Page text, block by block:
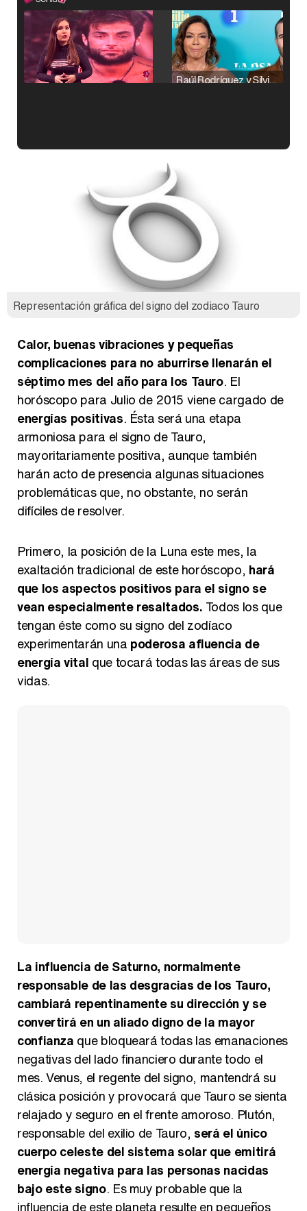
Raúl Rodríguez y Silvia Taulés nos cuentan su papel en 'La familia de la tele'
Belén Esteban: "Estoy emocionada, muy contenta y muy feliz por llegar a RTVE"
Representación gráfica del signo del zodiaco Tauro
Calor, buenas vibraciones y pequeñas
complicaciones para no aburrirse llenarán el
séptimo mes del año para los Tauro. El
horóscopo para Julio de 2015 viene cargado de
energías positivas. Ésta será una etapa
armoniosa para el signo de Tauro,
mayoritariamente positiva, aunque también
harán acto de presencia algunas situaciones
problemáticas que, no obstante, no serán
difíciles de resolver.
Primero, la posición de la Luna este mes, la
exaltación tradicional de este horóscopo, hará
que los aspectos positivos para el signo se
vean especialmente resaltados. Todos los que
tengan éste como su signo del zodíaco
experimentarán una poderosa afluencia de
energía vital que tocará todas las áreas de sus
vidas.
La influencia de Saturno, normalmente
responsable de las desgracias de los Tauro,
cambiará repentinamente su dirección y se
convertirá en un aliado digno de la mayor
confianza que bloqueará todas las emanaciones
negativas del lado financiero durante todo el
mes. Venus, el regente del signo, mantendrá su
clásica posición y provocará que Tauro se sienta
relajado y seguro en el frente amoroso. Plutón,
responsable del exilio de Tauro, será el único
cuerpo celeste del sistema solar que emitirá
energía negativa para las personas nacidas
bajo este signo. Es muy probable que la
influencia de este planeta resulte en pequeños